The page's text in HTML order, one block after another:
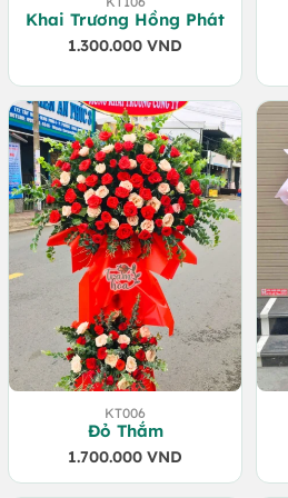
Khai Trương Hồng Phát
1.300.000 VND
KT006
Đỏ Thắm
1.700.000 VND